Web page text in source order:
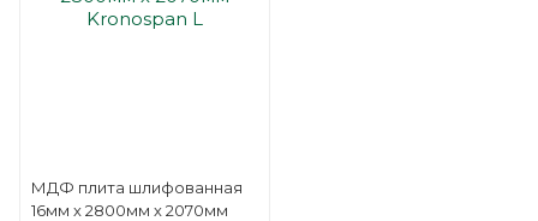
МДФ плита шлифованная
16мм х 2800мм х 2070мм